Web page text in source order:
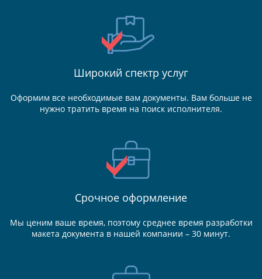
Широкий спектр услуг
Оформим все необходимые вам документы. Вам больше не
нужно тратить время на поиск исполнителя.
Срочное оформление
Мы ценим ваше время, поэтому среднее время разработки
макета документа в нашей компании – 30 минут.